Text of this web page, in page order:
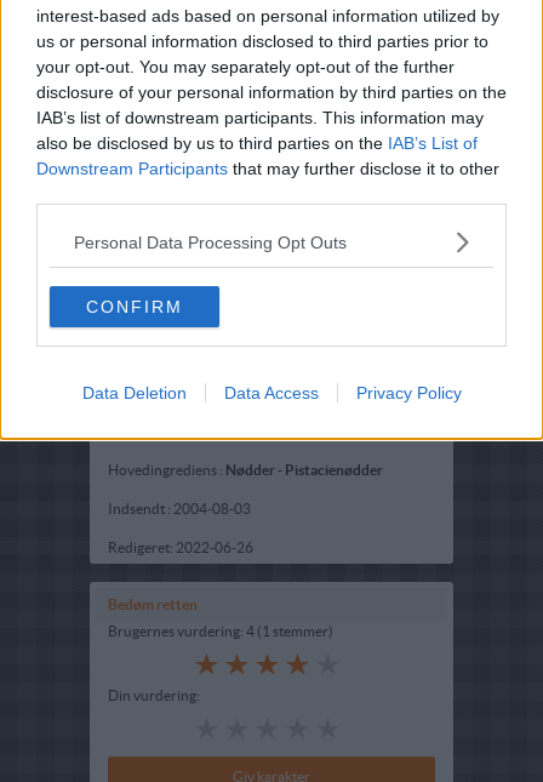
interest-based ads based on personal information utilized by
us or personal information disclosed to third parties prior to
your opt-out. You may separately opt-out of the further
disclosure of your personal information by third parties on the
IAB’s list of downstream participants. This information may
also be disclosed by us to third parties on the IAB’s List of
Downstream Participants that may further disclose it to other
Personal Data Processing Opt Outs
CONFIRM
Data Deletion Data Access Privacy Policy
Opskriftsinfo
Hovedingrediens : Nødder - Pistacienødder
Indsendt : 2004-08-03
Redigeret: 2022-06-26
Bedøm retten
Brugernes vurdering: 4 (1 stemmer)
Din vurdering: